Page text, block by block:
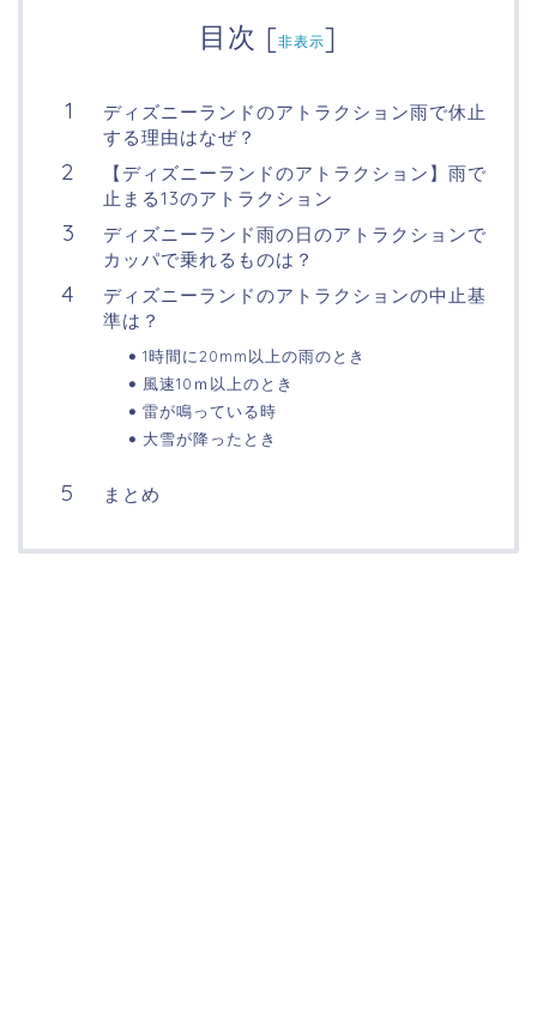
目次 [非表示]
ディズニーランドのアトラクション雨で休止
する理由はなぜ？
【ディズニーランドのアトラクション】雨で
止まる13のアトラクション
ディズニーランド雨の日のアトラクションで
カッパで乗れるものは？
ディズニーランドのアトラクションの中止基
準は？
1時間に20mm以上の雨のとき
風速10ｍ以上のとき
雷が鳴っている時
大雪が降ったとき
まとめ